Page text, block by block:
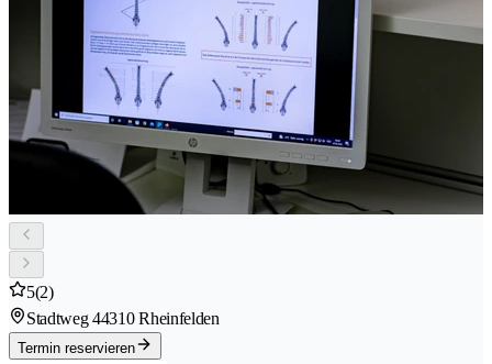
5(2)
Stadtweg 44310 Rheinfelden
Termin reservieren